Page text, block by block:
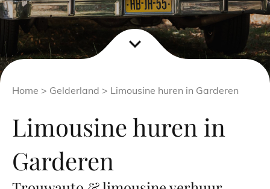
expand_more
Home > Gelderland > Limousine huren in Garderen
Limousine huren in
Garderen